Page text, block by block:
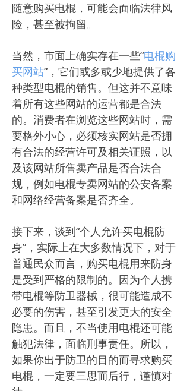
随意购买电棍，可能会面临法律风
险，甚至被拘留。
当然，市面上确实存在一些“电棍购
买网站”，它们或多或少地提供了各
种类型电棍的销售。但这并不意味
着所有这些网站的运营都是合法
的。消费者在浏览这些网站时，需
要格外小心，必须核实网站是否拥
有合法的经营许可及相关证照，以
及该网站所售卖产品是否合法合
规，例如电棍专卖网站的公安备案
和网络经营备案是否齐全。
接下来，谈到“个人允许买电棍防
身”，实际上在大多数情况下，对于
普通民众而言，购买电棍用来防身
是受到严格的限制的。因为个人携
带电棍等防卫器械，很可能造成不
必要的伤害，甚至引发更大的安全
隐患。而且，不当使用电棍还可能
触犯法律，面临刑事责任。所以，
如果你出于防卫的目的而寻求购买
电棍，一定要三思而后行，谨慎对